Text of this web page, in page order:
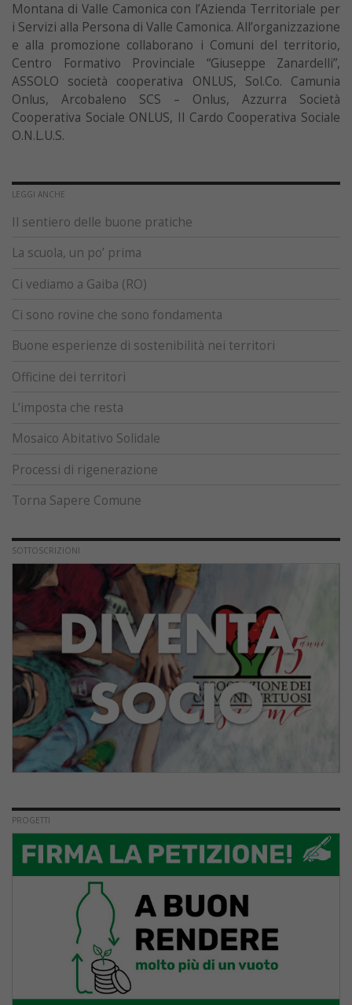
Montana di Valle Camonica con l’Azienda Territoriale per
i Servizi alla Persona di Valle Camonica. All’organizzazione
e alla promozione collaborano i Comuni del territorio,
Centro Formativo Provinciale “Giuseppe Zanardelli”,
ASSOLO società cooperativa ONLUS, Sol.Co. Camunia
Onlus, Arcobaleno SCS – Onlus, Azzurra Società
Cooperativa Sociale ONLUS, Il Cardo Cooperativa Sociale
O.N.L.U.S.
LEGGI ANCHE
Il sentiero delle buone pratiche
La scuola, un po’ prima
Ci vediamo a Gaiba (RO)
Ci sono rovine che sono fondamenta
Buone esperienze di sostenibilità nei territori
Officine dei territori
L’imposta che resta
Mosaico Abitativo Solidale
Processi di rigenerazione
Torna Sapere Comune
SOTTOSCRIZIONI
PROGETTI